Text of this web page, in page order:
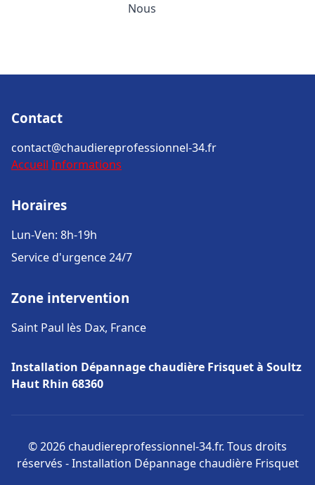
Nous
Contact
contact@chaudiereprofessionnel-34.fr
Accueil Informations
Horaires
Lun-Ven: 8h-19h
Service d'urgence 24/7
Zone intervention
Saint Paul lès Dax, France
Installation Dépannage chaudière Frisquet à Soultz
Haut Rhin 68360
© 2026 chaudiereprofessionnel-34.fr. Tous droits
réservés - Installation Dépannage chaudière Frisquet